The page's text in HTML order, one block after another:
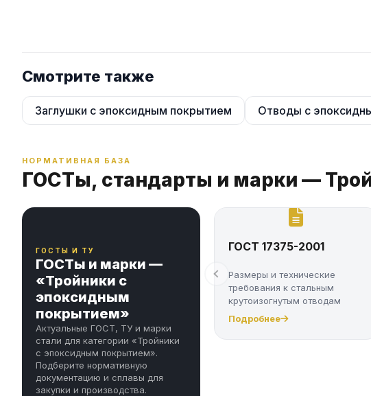
Смотрите также
Заглушки с эпоксидным покрытием Отводы с
НОРМАТИВНАЯ БАЗА
ГОСТы, стандарты и марки —
ГОСТЫ И ТУ
ГОСТы и марки —
«Тройники с
эпоксидным
покрытием»
Актуальные ГОСТ, ТУ и марки
стали для категории «Тройники
с эпоксидным покрытием».
Подберите нормативную
документацию и сплавы для
закупки и производства.
ГОСТ 17375-2001
Размеры и технические
требования к стальным
крутоизогнутым отводам
Подробнее